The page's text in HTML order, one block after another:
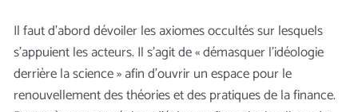
Il faut d’abord dévoiler les axiomes occultés sur lesquels
s’appuient les acteurs. Il s’agit de « démasquer l’idéologie
derrière la science » afin d’ouvrir un espace pour le
renouvellement des théories et des pratiques de la finance.